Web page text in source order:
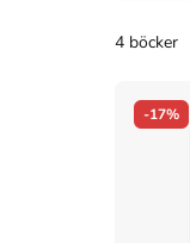
4 böcker
-17%